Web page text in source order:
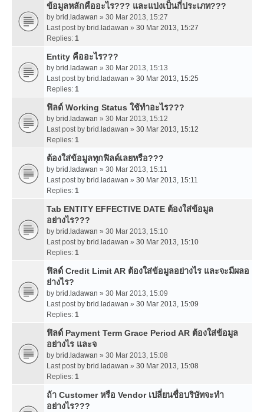
ข้อมูลหลักคืออะไร??? และแบ่งเป็นกี่ประเภท???
by brid.ladawan » 30 Mar 2013, 15:27
Last post by brid.ladawan » 30 Mar 2013, 15:27
Replies: 1
Entity คืออะไร???
by brid.ladawan » 30 Mar 2013, 15:13
Last post by brid.ladawan » 30 Mar 2013, 15:25
Replies: 1
ฟิลด์ Working Status ใช้ทำอะไร???
by brid.ladawan » 30 Mar 2013, 15:12
Last post by brid.ladawan » 30 Mar 2013, 15:12
Replies: 1
ต้องใส่ข้อมูลทุกฟิลด์เลยหรือ???
by brid.ladawan » 30 Mar 2013, 15:11
Last post by brid.ladawan » 30 Mar 2013, 15:11
Replies: 1
Tab ENTITY EFFECTIVE DATE ต้องใส่ข้อมูล
อย่างไร???
by brid.ladawan » 30 Mar 2013, 15:10
Last post by brid.ladawan » 30 Mar 2013, 15:10
Replies: 1
ฟิลด์ Credit Limit AR ต้องใส่ข้อมูลอย่างไร และจะมีผลอ
ย่างไร?
by brid.ladawan » 30 Mar 2013, 15:09
Last post by brid.ladawan » 30 Mar 2013, 15:09
Replies: 1
ฟิลด์ Payment Term Grace Period AR ต้องใส่ข้อมูล
อย่างไร และจ
by brid.ladawan » 30 Mar 2013, 15:08
Last post by brid.ladawan » 30 Mar 2013, 15:08
Replies: 1
ถ้า Customer หรือ Vendor เปลี่ยนชื่อบริษัทจะทำ
อย่างไร???